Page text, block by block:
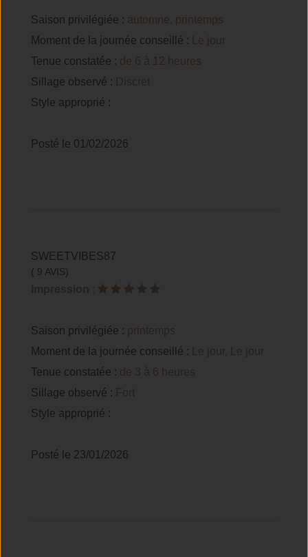
Saison privilégiée : automne, printemps
Moment de la journée conseillé :
Le jour
Tenue constatée : de 6 à 12 heures
Sillage observé : Discret
Style approprié :
Posté le 01/02/2026
SWEETVIBES87
( 9 AVIS)
Impression :
Saison privilégiée : printemps
Moment de la journée conseillé :
Le jour, Le jour
Tenue constatée : de 3 à 6 heures
Sillage observé : Fort
Style approprié :
Posté le 23/01/2026